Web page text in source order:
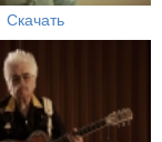
Скачать